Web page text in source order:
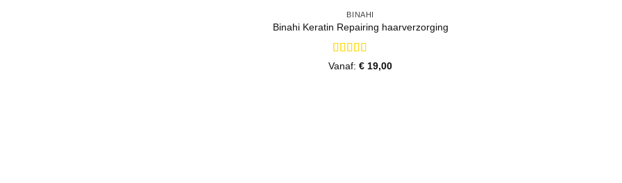
BINAHI
Binahi Keratin Repairing haarverzorging
Gewaardeerd
Vanaf:€ 19,00